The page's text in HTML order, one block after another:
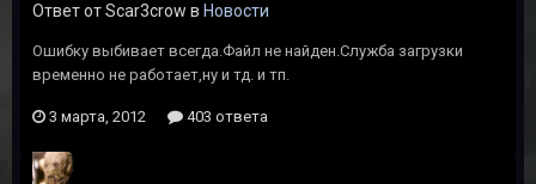
Ответ от Scar3crow в Новости
Ошибку выбивает всегда.Файл не найден.Служба загрузки
временно не работает,ну и тд. и тп.
3 марта, 2012 403 ответа